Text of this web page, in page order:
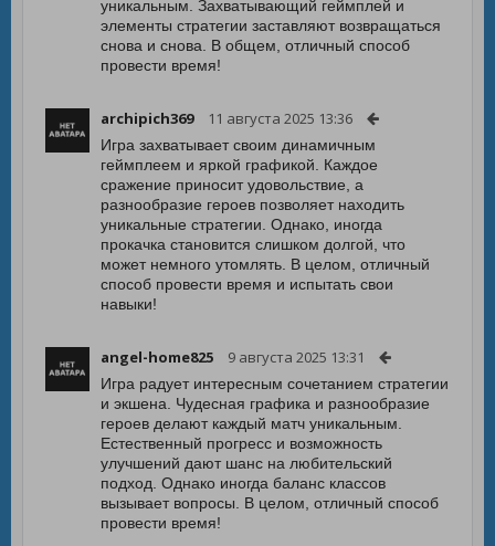
уникальным. Захватывающий геймплей и
элементы стратегии заставляют возвращаться
снова и снова. В общем, отличный способ
провести время!
archipich369 11 августа 2025 13:36
Игра захватывает своим динамичным
геймплеем и яркой графикой. Каждое
сражение приносит удовольствие, а
разнообразие героев позволяет находить
уникальные стратегии. Однако, иногда
прокачка становится слишком долгой, что
может немного утомлять. В целом, отличный
способ провести время и испытать свои
навыки!
angel-home825 9 августа 2025 13:31
Игра радует интересным сочетанием стратегии
и экшена. Чудесная графика и разнообразие
героев делают каждый матч уникальным.
Естественный прогресс и возможность
улучшений дают шанс на любительский
подход. Однако иногда баланс классов
вызывает вопросы. В целом, отличный способ
провести время!